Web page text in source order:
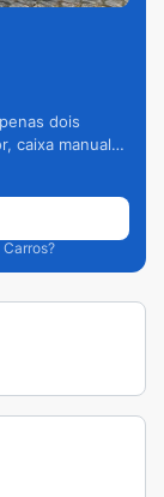
dois
caixa manual